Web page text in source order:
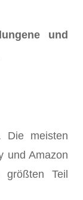
und
Die meisten
und Amazon
Teil